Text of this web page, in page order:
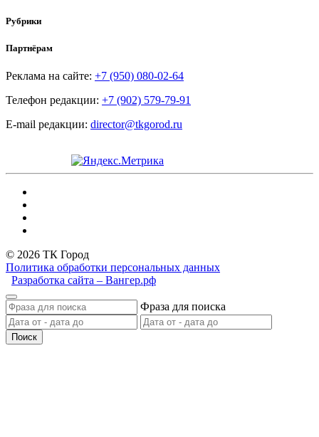
Рубрики
Партнёрам
Реклама на сайте: +7 (950) 080-02-64
Телефон редакции: +7 (902) 579-79-91
E-mail редакции: director@tkgorod.ru
© 2026 ТК Город
Политика обработки персональных данных
Разработка сайта – Вангер.рф
Фраза для поиска
Поиск